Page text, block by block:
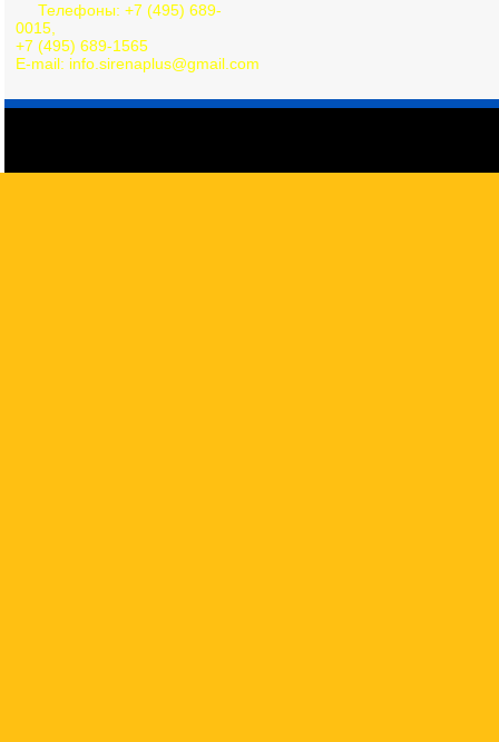
Телефоны: +7 (495) 689-
0015,
+7 (495) 689-1565
E-mail: info.sirenaplus@gmail.com